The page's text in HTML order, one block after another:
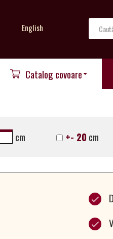
English
Catalog covoare
cm +- 20 cm